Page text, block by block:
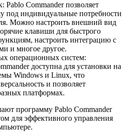
Pablo Commander позволяет
под индивидуальные потребности
Можно настроить внешний вид
клавиши для быстрого
настроить интеграцию с
и многое другое.
операционных систем:
доступна для установки на
Windows и Linux, что
и позволяет
платформах.
программу Pablo Commander
для эффективного управления